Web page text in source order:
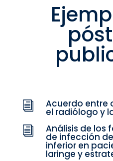
i Acuerdo entre
el radiólogo y
i Análisis de los
de infección
inferior en
laringe y